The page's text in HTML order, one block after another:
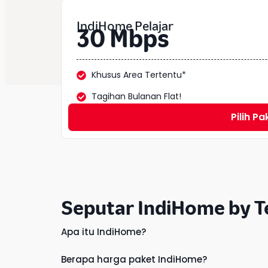
IndiHome Pelajar
30 Mbps
Khusus Area Tertentu*
Tagihan Bulanan Flat!
Pilih
Seputar IndiHome by
Apa itu IndiHome?
Berapa harga paket IndiHome?